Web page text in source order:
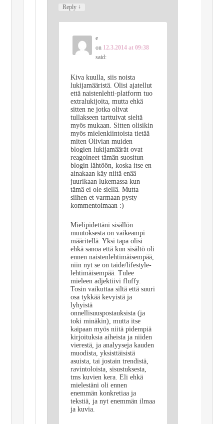
Reply ↓
e
on 12.3.2014 at 09:38
said:
Kiva kuulla, siis noista
lukijamääristä. Olisi ajatellut
että naistenlehti-platform tuo
extralukijoita, mutta ehkä
sitten ne jotka olivat
tullakseen tarttuivat sieltä
myös mukaan. Sitten olisikin
myös mielenkiintoista tietää
miten Olivian muiden
blogien lukijamäärät ovat
reagoineet tämän suositun
blogin lähtöön, koska itse en
ainakaan käy niitä enää
juurikaan lukemassa kun
tämä ei ole siellä. Mutta
siihen et varmaan pysty
kommentoimaan :)
Mielipidettäni sisällön
muutoksesta on vaikeampi
määritellä. Yksi tapa olisi
ehkä sanoa että kun sisältö oli
ennen naistenlehtimäisempää,
niin nyt se on taide/lifestyle-
lehtimäisempää. Tulee
mieleen adjektiivi fluffy.
Tosin vaikuttaa siltä että suuri
osa tykkää kevyistä ja
lyhyistä
onnellisuuspostauksista (ja
toki minäkin), mutta itse
kaipaan myös niitä pidempiä
kirjoituksia aiheista ja niiden
vierestä, ja analyyseja kauden
muodista, yksisttäisistä
asuista, tai jostain trendistä,
ravintoloista, sisustuksesta,
tms kuvien kera. Eli ehkä
mielestäni oli ennen
enemmän konkretiaa ja
tekstiä, ja nyt enemmän ilmaa
ja kuvia.